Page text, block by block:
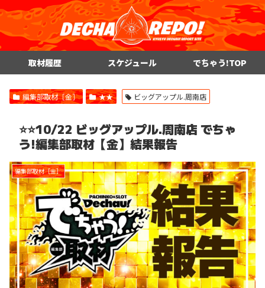
取材履歴 スケジュール でちゃう!TOP
編集部取材［金］ ★★ ビッグアップル.周南店
⭐️⭐️10/22 ビッグアップル.周南店 でちゃ
う!編集部取材【金】結果報告
編集部取材［金］